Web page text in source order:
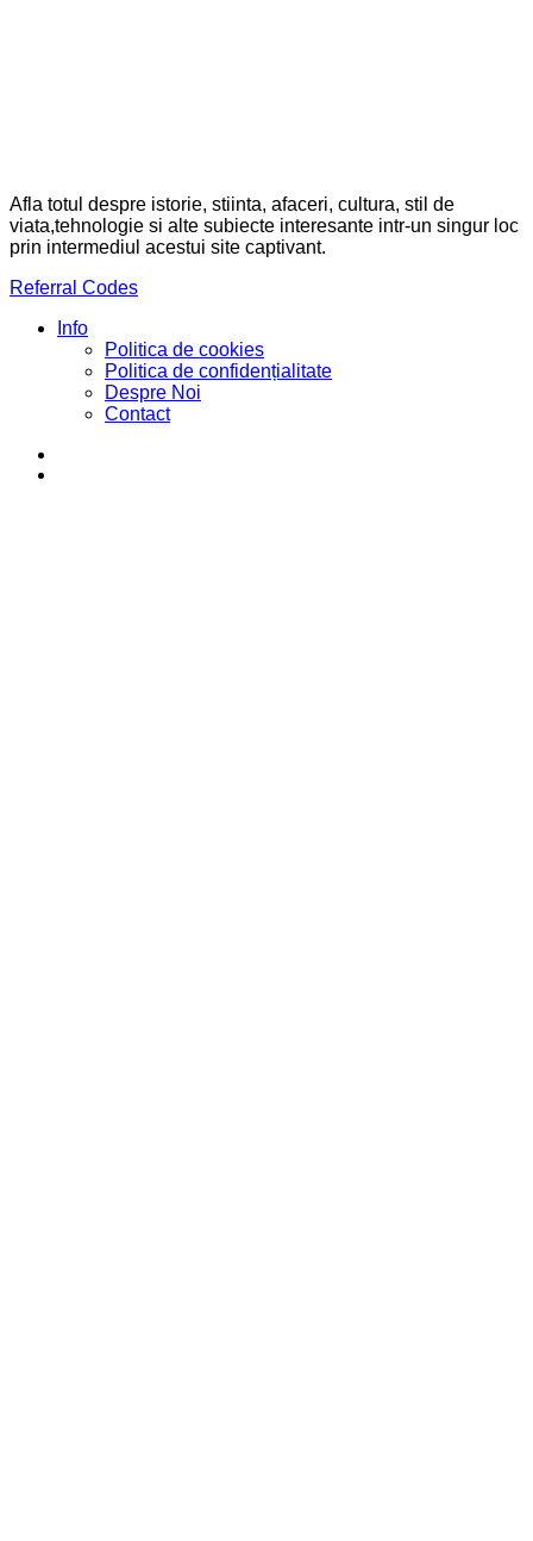
Afla totul despre istorie, stiinta, afaceri, cultura, stil de
viata,tehnologie si alte subiecte interesante intr-un singur loc
prin intermediul acestui site captivant.
Referral Codes
Info
Politica de cookies
Politica de confidențialitate
Despre Noi
Contact